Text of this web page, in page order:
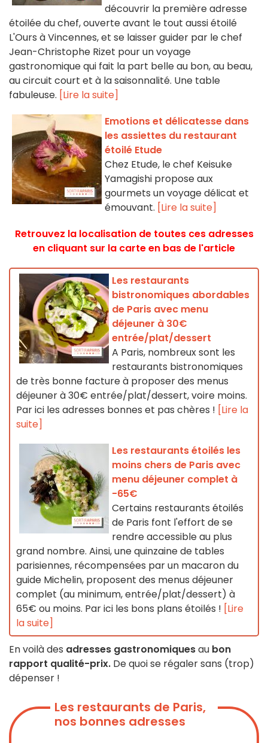
découvrir la première adresse
étoilée du chef, ouverte avant le tout aussi étoilé
L'Ours à Vincennes, et se laisser guider par le chef
Jean-Christophe Rizet pour un voyage
gastronomique qui fait la part belle au bon, au beau,
au circuit court et à la saisonnalité. Une table
fabuleuse. [Lire la suite]
Emotions et délicatesse dans
les assiettes du restaurant
étoilé Etude
Chez Etude, le chef Keisuke
Yamagishi propose aux
gourmets un voyage délicat et
émouvant. [Lire la suite]
Retrouvez la localisation de toutes ces adresses
en cliquant sur la carte en bas de l'article
Les restaurants
bistronomiques abordables
de Paris avec menu
déjeuner à 30€
entrée/plat/dessert
A Paris, nombreux sont les
restaurants bistronomiques
de très bonne facture à proposer des menus
déjeuner à 30€ entrée/plat/dessert, voire moins.
Par ici les adresses bonnes et pas chères ! [Lire la
suite]
Les restaurants étoilés les
moins chers de Paris avec
menu déjeuner complet à
-65€
Certains restaurants étoilés
de Paris font l'effort de se
rendre accessible au plus
grand nombre. Ainsi, une quinzaine de tables
parisiennes, récompensées par un macaron du
guide Michelin, proposent des menus déjeuner
complet (au minimum, entrée/plat/dessert) à
65€ ou moins. Par ici les bons plans étoilés ! [Lire
la suite]
En voilà des adresses gastronomiquesau bon
rapport qualité-prix. De quoi se régaler sans (trop)
dépenser !
Les restaurants de Paris,
nos bonnes adresses